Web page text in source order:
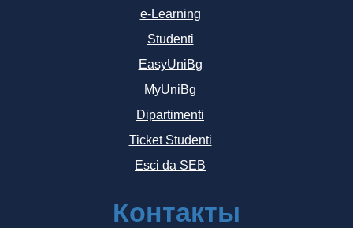
e-Learning
Studenti
EasyUniBg
MyUniBg
Dipartimenti
Ticket Studenti
Esci da SEB
Контакты